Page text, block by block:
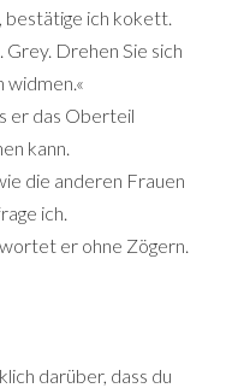
bestätige ich kokett.
Drehen Sie sich
widmen.«
er das Oberteil
kann.
die anderen Frauen
ich.
er ohne Zögern.
darüber, dass du